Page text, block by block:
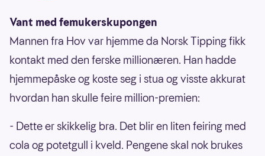
Vant med femukerskupongen
Mannen fra Hov var hjemme da Norsk Tipping fikk
kontakt med den ferske millionæren. Han hadde
hjemmepåske og koste seg i stua og visste akkurat
hvordan han skulle feire million-premien:
- Dette er skikkelig bra. Det blir en liten feiring med
cola og potetgull i kveld. Pengene skal nok brukes